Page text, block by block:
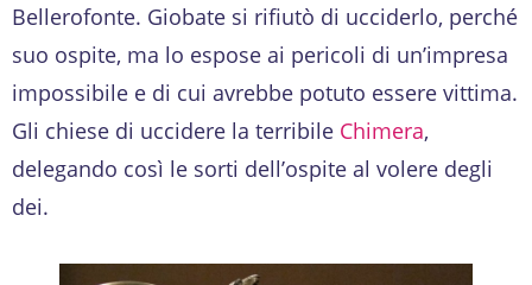
Bellerofonte. Giobate si rifiutò di ucciderlo, perché
suo ospite, ma lo espose ai pericoli di un’impresa
impossibile e di cui avrebbe potuto essere vittima.
Gli chiese di uccidere la terribile Chimera,
delegando così le sorti dell’ospite al volere degli
dei.